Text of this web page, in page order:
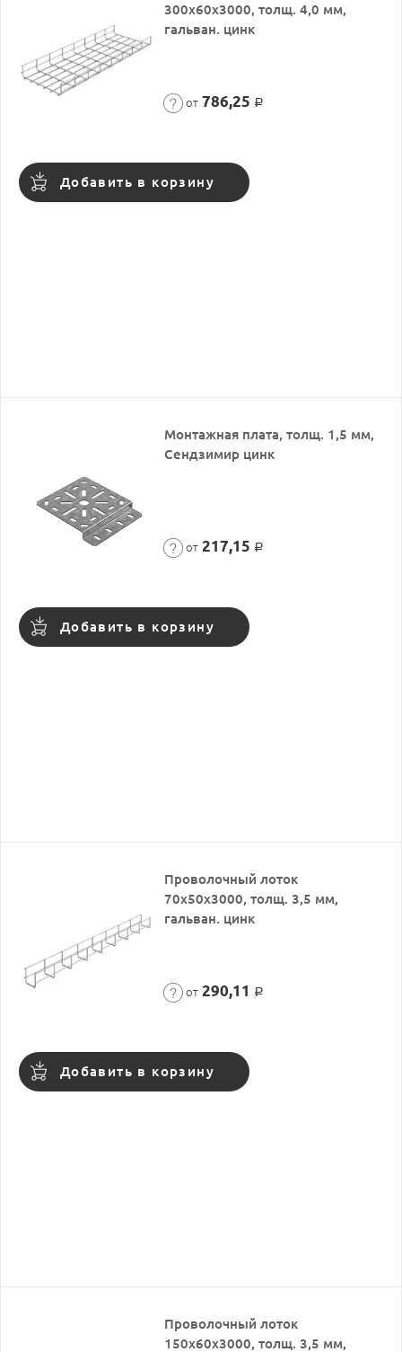
300х60х3000, толщ. 4,0 мм,
гальван. цинк
от 786,25 Р
Добавить в корзину
Монтажная плата, толщ. 1,5 мм,
Сендзимир цинк
от 217,15 Р
Добавить в корзину
Проволочный лоток
70х50х3000, толщ. 3,5 мм,
гальван. цинк
от 290,11 Р
Добавить в корзину
Проволочный лоток
150х60х3000, толщ. 3,5 мм,